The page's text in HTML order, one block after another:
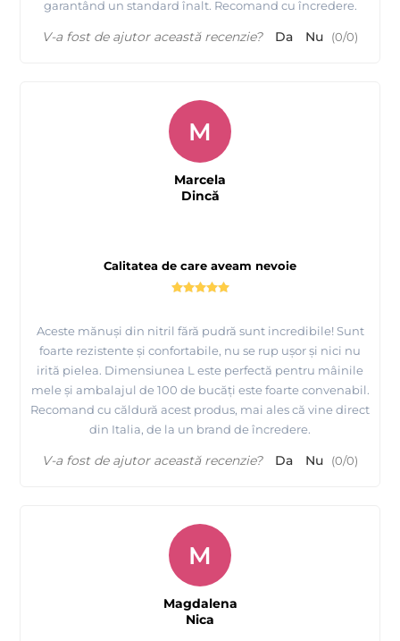
garantând un standard înalt. Recomand cu încredere.
V-a fost de ajutor această recenzie? Da Nu (0/0)
Calitatea de care aveam nevoie
Aceste mănuși din nitril fără pudră sunt incredibile! Sunt
foarte rezistente și confortabile, nu se rup ușor și nici nu
irită pielea. Dimensiunea L este perfectă pentru mâinile
mele și ambalajul de 100 de bucăți este foarte convenabil.
Recomand cu căldură acest produs, mai ales că vine direct
din Italia, de la un brand de încredere.
M
Marcela
Dincă
V-a fost de ajutor această recenzie? Da Nu (0/0)
M
Magdalena
Nica